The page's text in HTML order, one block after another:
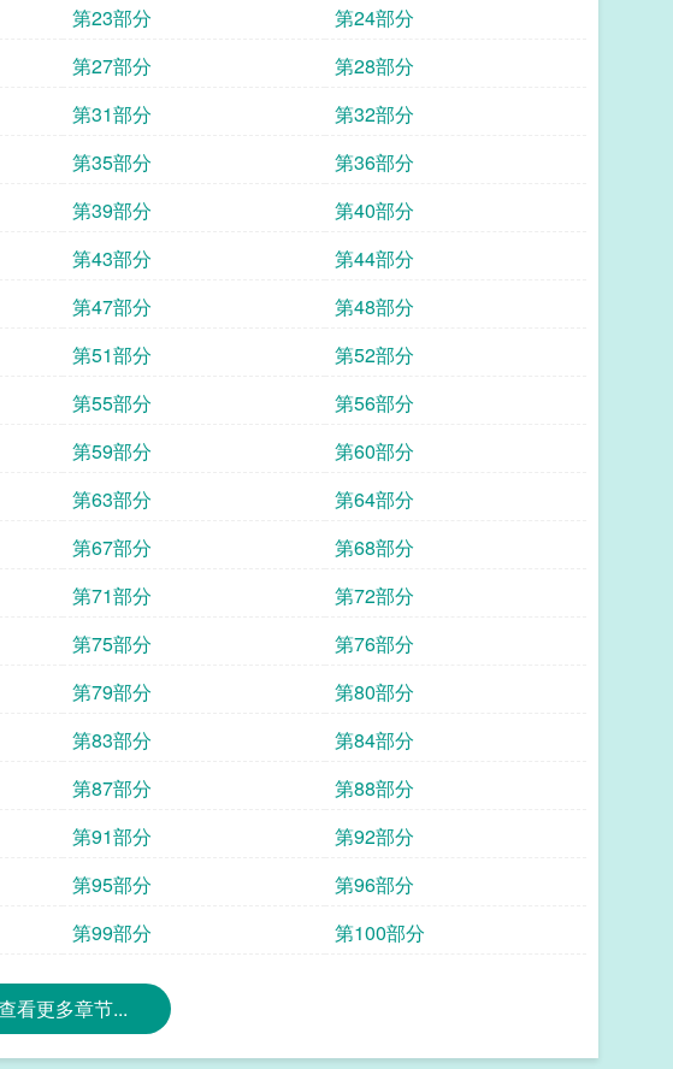
第23部分
第24部分
第27部分
第28部分
第31部分
第32部分
第35部分
第36部分
第39部分
第40部分
第43部分
第44部分
第47部分
第48部分
第51部分
第52部分
第55部分
第56部分
第59部分
第60部分
第63部分
第64部分
第67部分
第68部分
第71部分
第72部分
第75部分
第76部分
第79部分
第80部分
第83部分
第84部分
第87部分
第88部分
第91部分
第92部分
第95部分
第96部分
第99部分 第100部分
看更多章节...